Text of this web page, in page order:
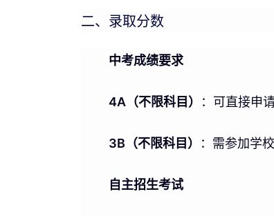
二、录取分数
中考成绩要求
4A（不限科目） ：可直接申
3B（不限科目） ：需参加学
自主招生考试